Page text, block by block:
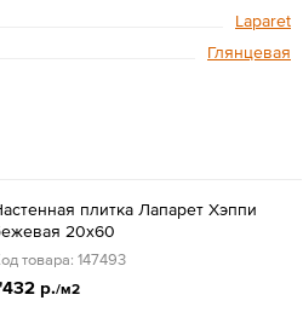
Laparet
Глянцевая
плитка Лапарет Хэппи
20x60
товара: 147493
р./м2